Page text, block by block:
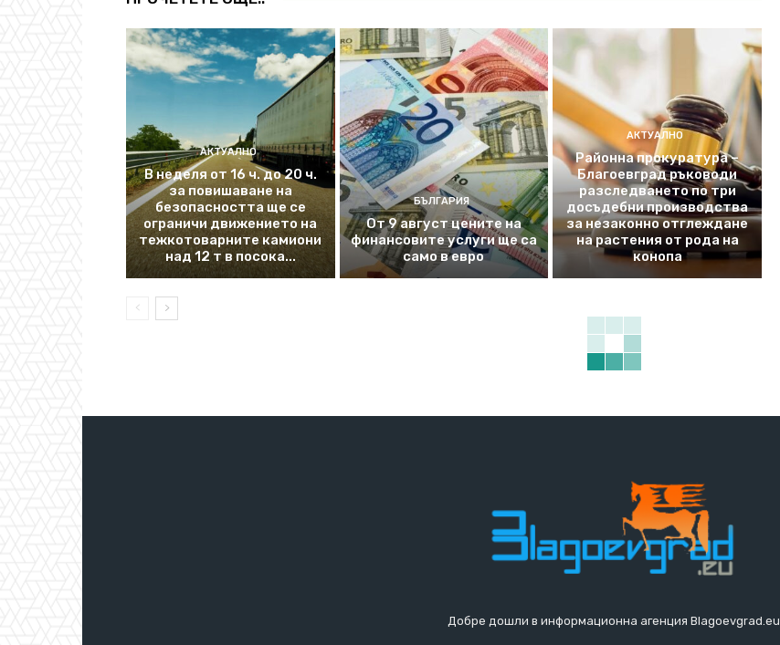
АКТУАЛНО
В неделя от 16 ч. до 20 ч.
за повишаване на
безопасността ще се
ограничи движението на
тежкотоварните камиони
над 12 т в посока...
БЪЛГАРИЯ
От 9 август цените на
финансовите услуги ще са
само в евро
АКТУАЛНО
Районна прокуратура –
Благоевград ръководи
разследването по три
досъдебни производства
за незаконно отглеждане
на растения от рода на
конопа
Добре дошли в информационна агенция Blagoevgrad.eu